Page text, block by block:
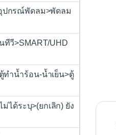
ปกรณ์พัดลม>พัดลม
ทีวี>SMART/UHD
ทำน้ำร้อน-น้ำเย็น>ตู้
ม่ได้ระบุ>(ยกเลิก) ยัง